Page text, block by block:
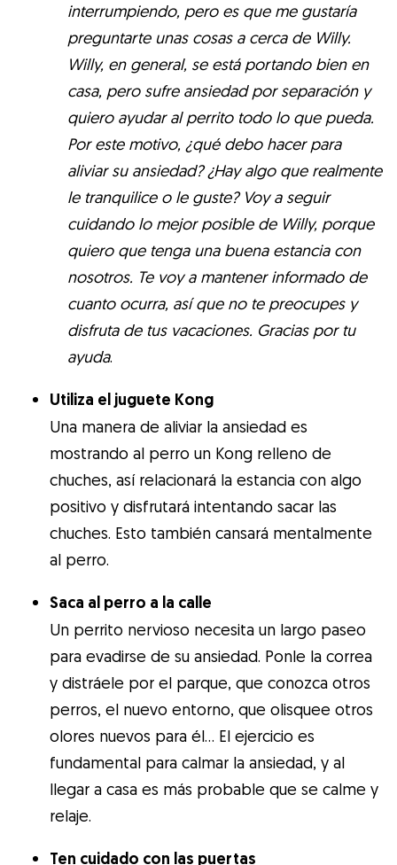
interrumpiendo, pero es que me gustaría
preguntarte unas cosas a cerca de Willy.
Willy, en general, se está portando bien en
casa, pero sufre ansiedad por separación y
quiero ayudar al perrito todo lo que pueda.
Por este motivo, ¿qué debo hacer para
aliviar su ansiedad? ¿Hay algo que realmente
le tranquilice o le guste? Voy a seguir
cuidando lo mejor posible de Willy, porque
quiero que tenga una buena estancia con
nosotros. Te voy a mantener informado de
cuanto ocurra, así que no te preocupes y
disfruta de tus vacaciones. Gracias por tu
ayuda.
Utiliza el juguete Kong
Una manera de aliviar la ansiedad es
mostrando al perro un Kong relleno de
chuches, así relacionará la estancia con algo
positivo y disfrutará intentando sacar las
chuches. Esto también cansará mentalmente
al perro.
Saca al perro a la calle
Un perrito nervioso necesita un largo paseo
para evadirse de su ansiedad. Ponle la correa
y distráele por el parque, que conozca otros
perros, el nuevo entorno, que olisquee otros
olores nuevos para él… El ejercicio es
fundamental para calmar la ansiedad, y al
llegar a casa es más probable que se calme y
relaje.
Ten cuidado con las puertas